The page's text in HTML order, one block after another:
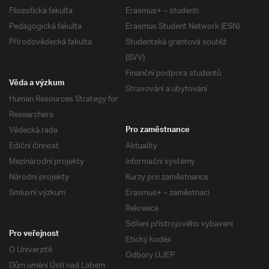
Filozofická fakulta
Pedagogická fakulta
Přírodovědecká fakulta
Erasmus+ – studenti
Erasmus Student Network (ESN)
Studentská grantová soutěž
(SVV)
Finanční podpora studentů
Stravování a ubytování
Věda a výzkum
Human Resources Strategy for
Researchers
Vědecká rada
Ediční činnost
Mezinárodní projekty
Národní projekty
Smluvní výzkum
Pro zaměstnance
Aktuality
Informační systémy
Kurzy pro zaměstnance
Erasmus+ – zaměstnaci
Rekreace
Sdílení přístrojového vybavení
Etický kodex
Odbory UJEP
Pro veřejnost
O Univerzitě